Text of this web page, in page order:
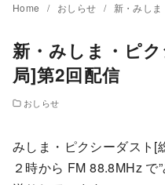
Home おしらせ 新・みし
新・みしま・ピ
局]第2回配信
おしらせ
みしま・ピクシーダスト[
２時から FM 88.8MHz で